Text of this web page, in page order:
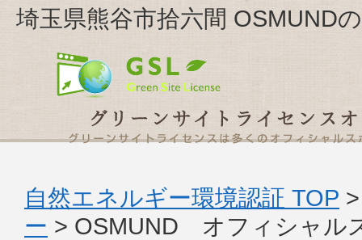
埼玉県熊谷市拾六間 OSMUND
自然エネルギー環境認証 TOP
ー > OSMUND オフィシャル